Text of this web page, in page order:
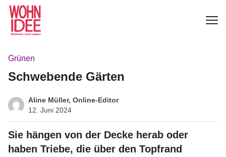
Grünen
Schwebende Gärten
Aline Müller, Online-Editor
12. Juni 2024
Sie hängen von der Decke herab oder
haben Triebe, die über den Topfrand